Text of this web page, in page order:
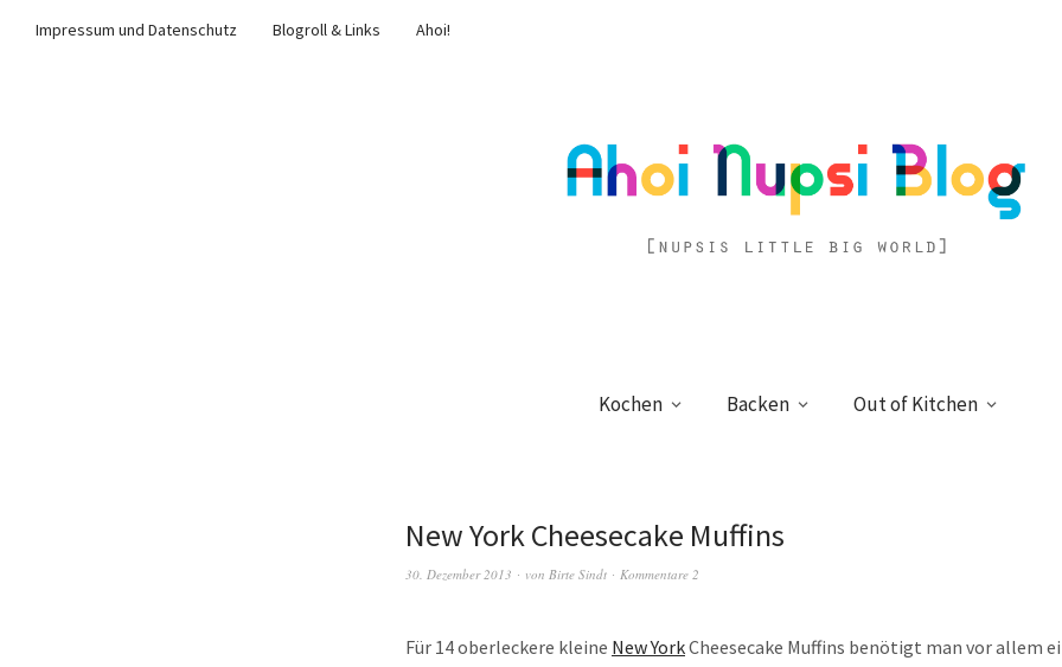
Impressum und Datenschutz Blogroll & Links Ahoi!
Kochen Backen Out of Kitchen
New York Cheesecake Muffins
30. Dezember 2013 von Birte Sindt Kommentare 2
Für 14 oberleckere kleine New YorkCheesecake Muffins benötigt man vor allem